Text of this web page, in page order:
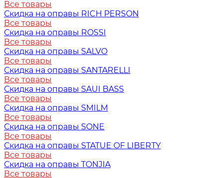
Все товары
Скидка на оправы RICH PERSON
Все товары
Скидка на оправы ROSSI
Все товары
Скидка на оправы SALVO
Все товары
Скидка на оправы SANTARELLI
Все товары
Скидка на оправы SAUI BASS
Все товары
Скидка на оправы SMILM
Все товары
Скидка на оправы SONE
Все товары
Скидка на оправы STATUE OF LIBERTY
Все товары
Скидка на оправы TONJIA
Все товары